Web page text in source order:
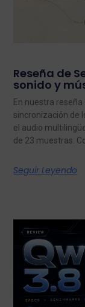
Reseña de
sonido y
En nuestra
sincronización de
el audio
de 23 muestras.
Seguir Leyendo